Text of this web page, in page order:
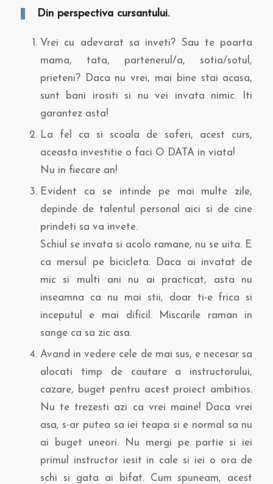
Din perspectiva cursantului.
Vrei cu adevarat sa inveti? Sau te poarta
mama, tata, partenerul/a, sotia/sotul,
prieteni? Daca nu vrei, mai bine stai acasa,
sunt bani irositi si nu vei invata nimic. Iti
garantez asta!
La fel ca si scoala de soferi, acest curs,
aceasta investitie o faci O DATA in viata!
Nu in fiecare an!
Evident ca se intinde pe mai multe zile,
depinde de talentul personal aici si de cine
prindeti sa va invete.
Schiul se invata si acolo ramane, nu se uita. E
ca mersul pe bicicleta. Daca ai invatat de
mic si multi ani nu ai practicat, asta nu
inseamna ca nu mai stii, doar ti-e frica si
inceputul e mai dificil. Miscarile raman in
sange ca sa zic asa.
Avand in vedere cele de mai sus, e necesar sa
alocati timp de cautare a instructorului,
cazare, buget pentru acest proiect ambitios.
Nu te trezesti azi ca vrei maine! Daca vrei
asa, s-ar putea sa iei teapa si e normal sa nu
ai buget uneori. Nu mergi pe partie si iei
primul instructor iesit in cale si iei o ora de
schi si gata ai bifat. Cum spuneam, acest